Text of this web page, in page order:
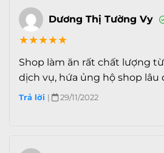
AVC)
Nghe Midi, Lossless, MP3,
Dương Thị Tường Vy
★★★★★
Shop làm ăn rất chất lượng
dịch vụ, hứa ủng hộ shop lâu
Trả lời | 29/11/2022